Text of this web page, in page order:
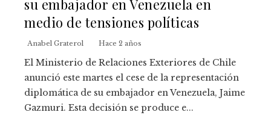
su embajador en Venezuela en
medio de tensiones políticas
Anabel Graterol Hace 2 años
El Ministerio de Relaciones Exteriores de Chile
anunció este martes el cese de la representación
diplomática de su embajador en Venezuela, Jaime
Gazmuri. Esta decisión se produce e...